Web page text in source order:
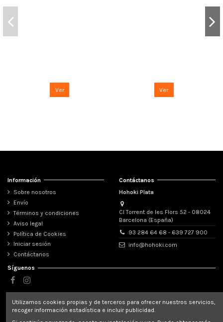
Ver Ver
Información
Sobre nosotros
Envío
Términos y condiciones
Aviso legal
Política de Cookies
Iniciar sesión
Contáctanos
Contáctanos
Hohoki Plata
Cl Torrent de les Flors 52 - 08024
Barcelona (España)
93 284 64 68 - 639 727 900
info@hohoki.com
Síguenos
Newsletter
Utilizamos cookies propias y de terceros para ofrecer nuestros servicios,
recoger información estadística e incluir publicidad.